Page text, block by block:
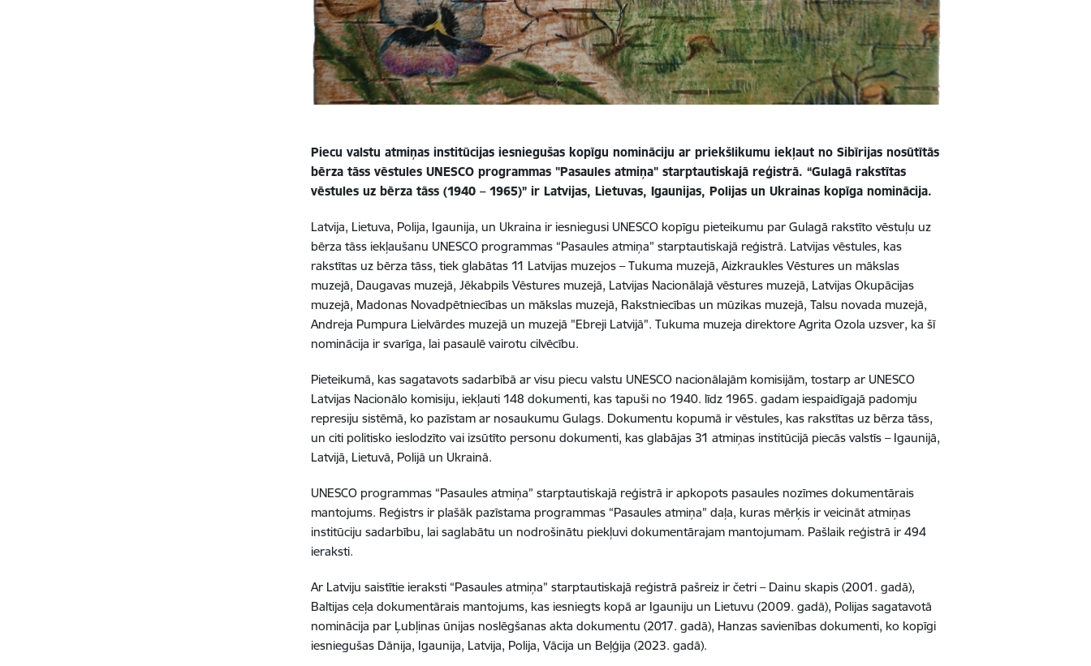
Piecu valstu atmiņas institūcijas iesniegušas kopīgu nomināciju ar priekšlikumu iekļaut no Sibīrijas nosūtītās
bērza tāss vēstules UNESCO programmas "Pasaules atmiņa" starptautiskajā reģistrā.“Gulagā rakstītas
vēstules uz bērza tāss (1940 – 1965)” ir Latvijas, Lietuvas, Igaunijas, Polijas un Ukrainas kopīga nominācija.
Latvija, Lietuva, Polija, Igaunija, un Ukraina ir iesniegusi UNESCO kopīgu pieteikumu par Gulagā rakstīto vēstuļu uz
bērza tāss iekļaušanu UNESCO programmas “Pasaules atmiņa” starptautiskajā reģistrā. Latvijas vēstules, kas
rakstītas uz bērza tāss, tiek glabātas 11 Latvijas muzejos – Tukuma muzejā, Aizkraukles Vēstures un mākslas
muzejā, Daugavas muzejā, Jēkabpils Vēstures muzejā, Latvijas Nacionālajā vēstures muzejā, Latvijas Okupācijas
muzejā, Madonas Novadpētniecības un mākslas muzejā, Rakstniecības un mūzikas muzejā, Talsu novada muzejā,
Andreja Pumpura Lielvārdes muzejā un muzejā "Ebreji Latvijā". Tukuma muzeja direktore Agrita Ozola uzsver, ka šī
nominācija ir svarīga, lai pasaulē vairotu cilvēcību.
Pieteikumā, kas sagatavots sadarbībā ar visu piecu valstu UNESCO nacionālajām komisijām, tostarp ar UNESCO
Latvijas Nacionālo komisiju, iekļauti 148 dokumenti, kas tapuši no 1940. līdz 1965. gadam iespaidīgajā padomju
represiju sistēmā, ko pazīstam ar nosaukumu Gulags. Dokumentu kopumā ir vēstules, kas rakstītas uz bērza tāss,
un citi politisko ieslodzīto vai izsūtīto personu dokumenti, kas glabājas 31 atmiņas institūcijā piecās valstīs – Igaunijā,
Latvijā, Lietuvā, Polijā un Ukrainā.
UNESCO programmas “Pasaules atmiņa” starptautiskajā reģistrā ir apkopots pasaules nozīmes dokumentārais
mantojums. Reģistrs ir plašāk pazīstama programmas “Pasaules atmiņa” daļa, kuras mērķis ir veicināt atmiņas
institūciju sadarbību, lai saglabātu un nodrošinātu piekļuvi dokumentārajam mantojumam. Pašlaik reģistrā ir 494
ieraksti.
Ar Latviju saistītie ieraksti “Pasaules atmiņa” starptautiskajā reģistrā pašreiz ir četri – Dainu skapis (2001. gadā),
Baltijas ceļa dokumentārais mantojums, kas iesniegts kopā ar Igauniju un Lietuvu (2009. gadā), Polijas sagatavotā
nominācija par Ļubļinas ūnijas noslēgšanas akta dokumentu (2017. gadā), Hanzas savienības dokumenti, ko kopīgi
iesniegušas Dānija, Igaunija, Latvija, Polija, Vācija un Beļģija (2023. gadā).